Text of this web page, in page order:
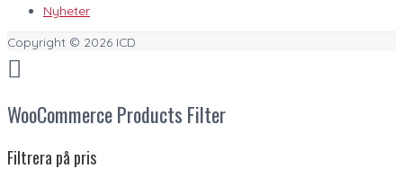
Nyheter
Copyright © 2026 ICD
WooCommerce Products Filter
Filtrera på pris